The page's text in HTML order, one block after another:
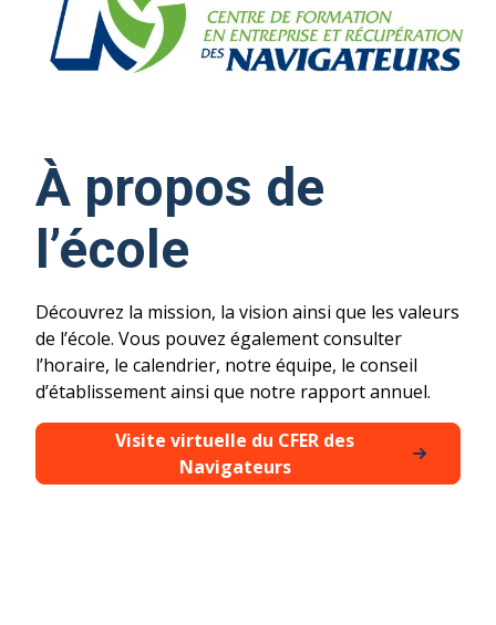
À propos de
l’école
Découvrez la mission, la vision ainsi que les valeurs
de l’école. Vous pouvez également consulter
l’horaire, le calendrier, notre équipe, le conseil
d’établissement ainsi que notre rapport annuel.
Visite virtuelle du CFER des
Navigateurs